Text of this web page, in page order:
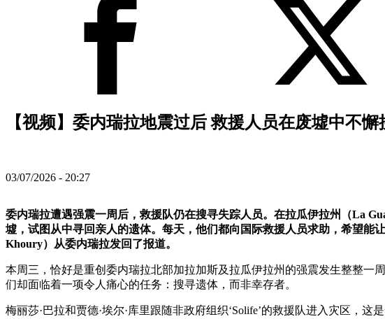
【视频】委内瑞拉地震过后 救援人员在废墟中不
03/07/2026 - 20:27
委内瑞拉遭遇强震一周后，救援队仍在搜寻失踪人员。在拉瓜伊拉州（La
墟，试图从中寻回亲人的遗体。每天，他们都向国际救援人员求助，希望能
Khoury）从委内瑞拉发回了报道。
本周三，恰好是重创委内瑞拉北部加拉加斯及拉瓜伊拉州的强震发生整整一
们却面临着一项令人痛心的任务：搜寻遗体，而非幸存者。
梅丽莎·巴拉和贾德·埃尔·库里跟随非政府组织‘Solife’的救援队进入灾区，